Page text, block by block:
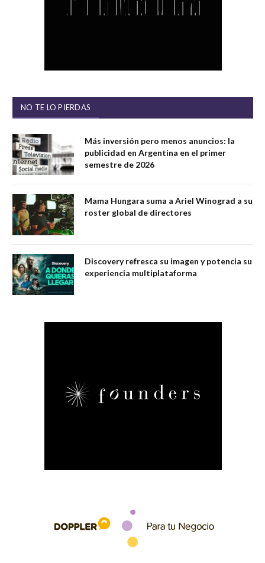
NO TE LO PIERDAS
Más inversión pero menos anuncios: la
publicidad en Argentina en el primer
semestre de 2026
Mama Hungara suma a Ariel Winograd a su
roster global de directores
Discovery refresca su imagen y potencia su
experiencia multiplataforma